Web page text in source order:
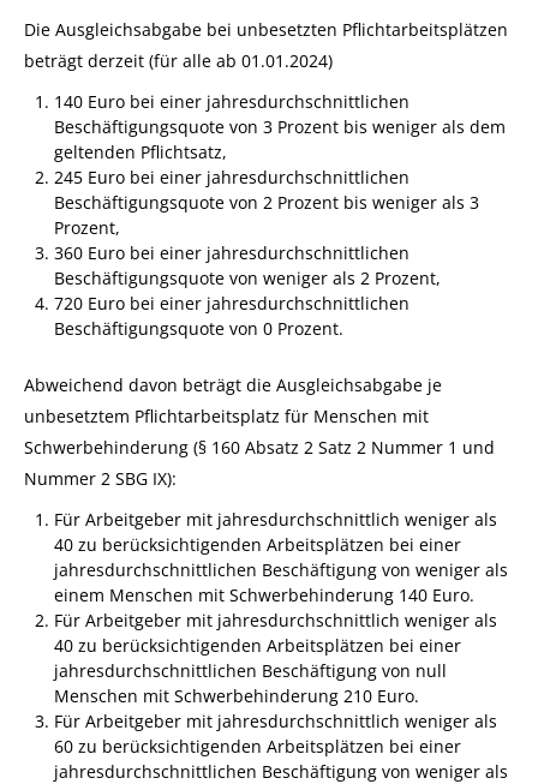
Die Ausgleichsabgabe bei unbesetzten Pflichtarbeitsplätzen
beträgt derzeit (für alle ab 01.01.2024)
140 Euro bei einer jahresdurchschnittlichen
Beschäftigungsquote von 3 Prozent bis weniger als dem
geltenden Pflichtsatz,
245 Euro bei einer jahresdurchschnittlichen
Beschäftigungsquote von 2 Prozent bis weniger als 3
Prozent,
360 Euro bei einer jahresdurchschnittlichen
Beschäftigungsquote von weniger als 2 Prozent,
720 Euro bei einer jahresdurchschnittlichen
Beschäftigungsquote von 0 Prozent.
Abweichend davon beträgt die Ausgleichsabgabe je
unbesetztem Pflichtarbeitsplatz für Menschen mit
Schwerbehinderung (§ 160 Absatz 2 Satz 2 Nummer 1 und
Nummer 2 SBG IX):
Für Arbeitgeber mit jahresdurchschnittlich weniger als
40 zu berücksichtigenden Arbeitsplätzen bei einer
jahresdurchschnittlichen Beschäftigung von weniger als
einem Menschen mit Schwerbehinderung 140 Euro.
Für Arbeitgeber mit jahresdurchschnittlich weniger als
40 zu berücksichtigenden Arbeitsplätzen bei einer
jahresdurchschnittlichen Beschäftigung von null
Menschen mit Schwerbehinderung 210 Euro.
Für Arbeitgeber mit jahresdurchschnittlich weniger als
60 zu berücksichtigenden Arbeitsplätzen bei einer
jahresdurchschnittlichen Beschäftigung von weniger als